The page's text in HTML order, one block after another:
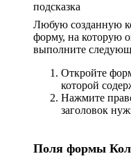
подсказка
Любую созданную
форму, на которую
выполните
Откройте
которой
Нажмите
заголовок
Поля формы